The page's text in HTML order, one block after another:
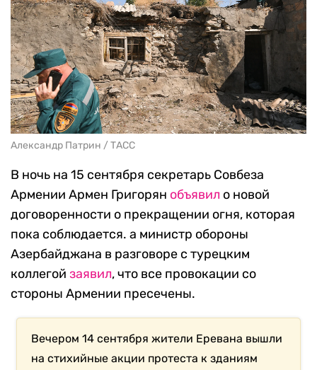
Александр Патрин / ТАСС
В ночь на 15 сентября секретарь Совбеза
Армении Армен Григорян объявил о новой
договоренности о прекращении огня, которая
пока соблюдается. а министр обороны
Азербайджана в разговоре с турецким
коллегой заявил, что все провокации со
стороны Армении пресечены.
Вечером 14 сентября жители Еревана вышли
на стихийные акции протеста к зданиям